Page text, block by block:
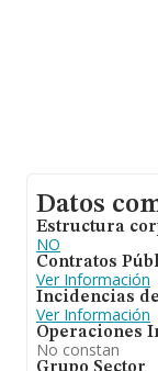
Datos
Estructura
NO
Contratos
Ver Información
Incidencias
Ver Información
Operaciones
No constan